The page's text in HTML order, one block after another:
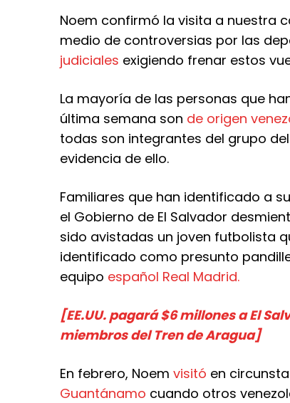
Noem confirmó la visita a nuestra
medio de controversias por las
judiciales exigiendo frenar estos
La mayoría de las personas que
última semana son de origen
todas son integrantes del grupo
evidencia de ello.
Familiares que han identificado a
el Gobierno de El Salvador
sido avistadas un joven futbolista
identificado como presunto
equipo español Real Madrid.
[EE.UU. pagará $6 millones a El
miembros del Tren de Aragua]
En febrero, Noem visitó en
Guantánamo cuando otros